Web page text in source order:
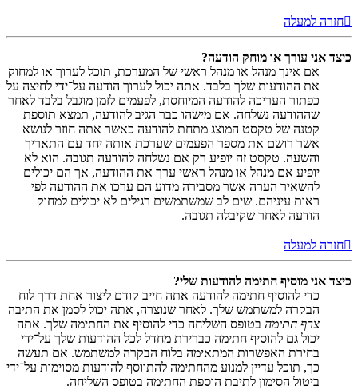
חזרה למעלה
כיצד אני עורך או מוחק הודעה?
אם אינך מנהל או מנהל ראשי של המערכת, תוכל לערוך או למחוק
את ההודעות שלך בלבד. אתה יכול לערוך הודעה על־ידי לחיצה על
כפתור העריכה להודעה המיוחסת, לפעמים לזמן מוגבל בלבד לאחר
שההודעה נשלחה. אם מישהו כבר הגיב להודעה, תמצא תוספת
קטנה של טקסט המוצג מתחת להודעה כאשר אתה חוזר לנושא
אשר רושם את מספר הפעמים שערכת אותה יחד עם התאריך
והשעה. טקסט זה יופיע רק אם נשלחה להודעה תגובה. הוא לא
יופיע אם מנהל או מנהל ראשי ערך את ההודעה, אך הם יכולים
להשאיר הערה אשר מסבירה מדוע הם ערכו את ההודעה לפי
ראות עיניהם. שים לב שמשתמשים רגילים לא יכולים למחוק
הודעה לאחר שקיבלה תגובה.
חזרה למעלה
כיצד אני מוסיף חתימה להודעות שלי?
כדי להוסיף חתימה להודעה אתה חייב קודם ליצור אחת דרך לוח
הבקרה למשתמש שלך. לאחר שנוצרה, אתה יכול לסמן את התיבה
צרף חתימה בטופס השליחה כדי להוסיף את החתימה שלך. אתה
יכול גם להוסיף חתימה כברירת מחדל לכל ההודעות שלך על־ידי
בחירת האפשרות המתאימה בלוח הבקרה למשתמש. אם תעשה
כך, תוכל עדיין למנוע מהחתימה להתווסף להודעות מסוימות על־ידי
ביטול הסימון לתיבת הוספת החתימה בטופס השליחה.